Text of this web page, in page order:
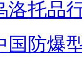
洛托品
国防爆